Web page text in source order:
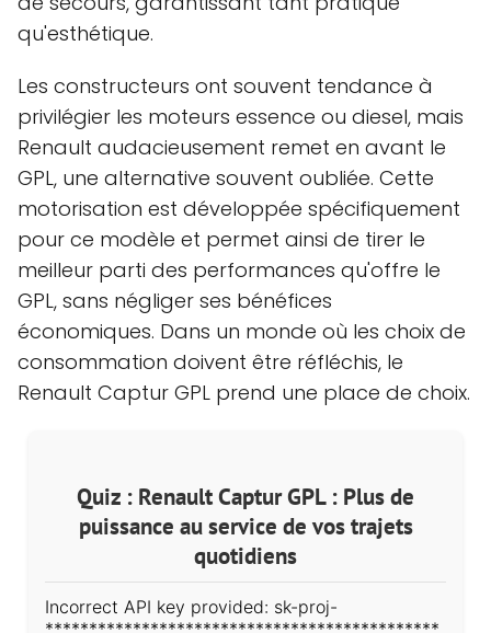
qu'esthétique.
Les constructeurs ont souvent tendance à
privilégier les moteurs essence ou diesel, mais
Renault audacieusement remet en avant le
GPL, une alternative souvent oubliée. Cette
motorisation est développée spécifiquement
pour ce modèle et permet ainsi de tirer le
meilleur parti des performances qu'offre le
GPL, sans négliger ses bénéfices
économiques. Dans un monde où les choix de
consommation doivent être réfléchis, le
Renault Captur GPL prend une place de choix.
Quiz : Renault Captur GPL : Plus de
puissance au service de vos trajets
quotidiens
Incorrect API key provided: sk-proj-
*********************************************